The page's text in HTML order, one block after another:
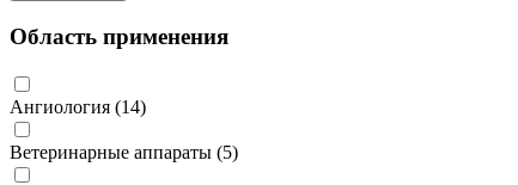
Область применения
Ангиология (14)
Ветеринарные аппараты (5)